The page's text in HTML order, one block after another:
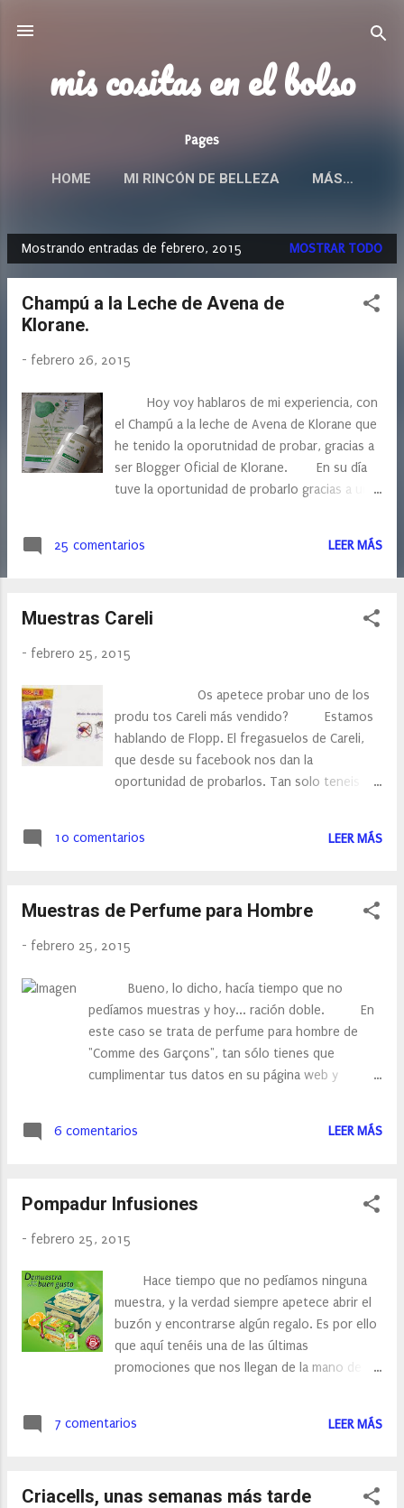
mis cositas en el bolso
Pages
HOME MI RINCÓN DE BELLEZA MÁS…
E
n
Mostrando entradas de febrero, 2015 MOSTRAR TODO
Champú a la Leche de Avena de
Klorane.
- febrero 26, 2015
Hoy voy hablaros de mi experiencia, con
el Champú a la leche de Avena de Klorane que
he tenido la oporutnidad de probar, gracias a
ser Blogger Oficial de Klorane. En su día
tuve la oportunidad de probarlo gracias a un
familia. La leche de Avena se utiliza en los
destinado al cabello delicado y frágil, este
desenredarlo fácilmente. De muy alta
dermatológico, este champú extremadamente
suave, NO CONTIENE CONSERVANTES
PARABENOS y es también adecuado para
niños, así que es ideal para todos. En
casa lo hemos utilizado todos, su aroma es
cabello, lo que me ha ayudado en el des...
25 comentarios LEER MÁS
Muestras Careli
- febrero 25, 2015
Os apetece probar uno de los
produ tos Careli más vendido? Estamos
hablando de Flopp. El fregasuelos de Careli,
que desde su facebook nos dan la
oportunidad de probarlos. Tan solo teneis
?
10 comentarios LEER MÁS
Muestras de Perfume para Hombre
- febrero 25, 2015
Bueno, lo dicho, hacía tiempo que no
pedíamos muestras y hoy... ración doble. En
este caso se trata de perfume para hombre de
"Comme des Garçons", tan sólo tienes que
cumplimentar tus datos en su página web y
6 comentarios
LEER MÁS
Pompadur Infusiones
- febrero 25, 2015
Hace tiempo que no pedíamos ninguna
muestra, y la verdad siempre apetece abrir el
buzón y encontrarse algún regalo. Es por ello
que aquí tenéis una de las últimas
promociones que nos llegan de la mano de
sólo tenéis que cumplimentar tus datos en
7 comentarios LEER MÁS
Criacells, unas semanas más tarde